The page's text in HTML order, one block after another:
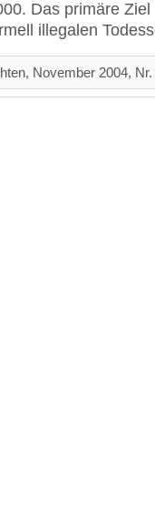
Das primäre
illegalen
November 2004, Nr.